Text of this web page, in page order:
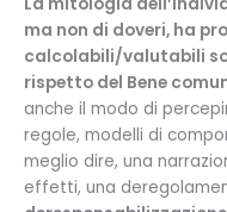
ma non di doveri, ha
calcolabili/valutabili
rispetto del Bene
anche il modo di
regole, modelli di
meglio dire, una
effetti, una